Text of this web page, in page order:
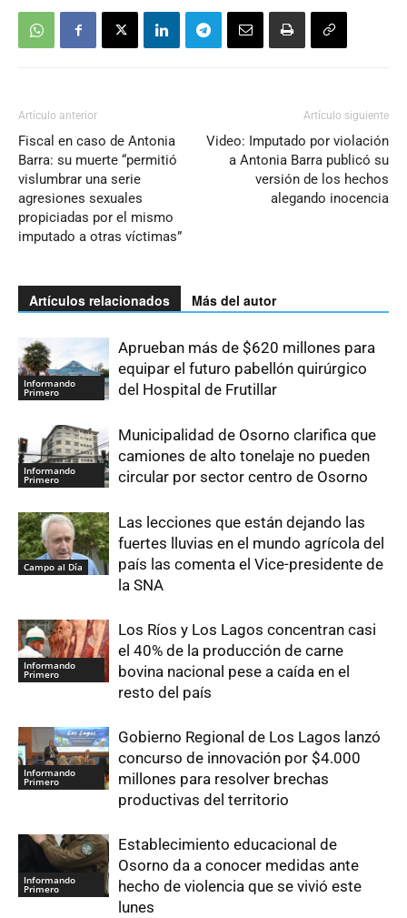
Artículo anterior
Fiscal en caso de Antonia
Barra: su muerte “permitió
vislumbrar una serie
agresiones sexuales
propiciadas por el mismo
imputado a otras víctimas”
Artículo siguiente
Video: Imputado por violación
a Antonia Barra publicó su
versión de los hechos
alegando inocencia
Artículos relacionados Más del autor
Informando
Primero
Aprueban más de $620 millones para
equipar el futuro pabellón quirúrgico
del Hospital de Frutillar
Informando
Primero
Municipalidad de Osorno clarifica que
camiones de alto tonelaje no pueden
circular por sector centro de Osorno
Campo al Día
Las lecciones que están dejando las
fuertes lluvias en el mundo agrícola del
país las comenta el Vice-presidente de
la SNA
Informando
Primero
Los Ríos y Los Lagos concentran casi
el 40% de la producción de carne
bovina nacional pese a caída en el
resto del país
Informando
Primero
Gobierno Regional de Los Lagos lanzó
concurso de innovación por $4.000
millones para resolver brechas
productivas del territorio
Informando
Primero
Establecimiento educacional de
Osorno da a conocer medidas ante
hecho de violencia que se vivió este
lunes